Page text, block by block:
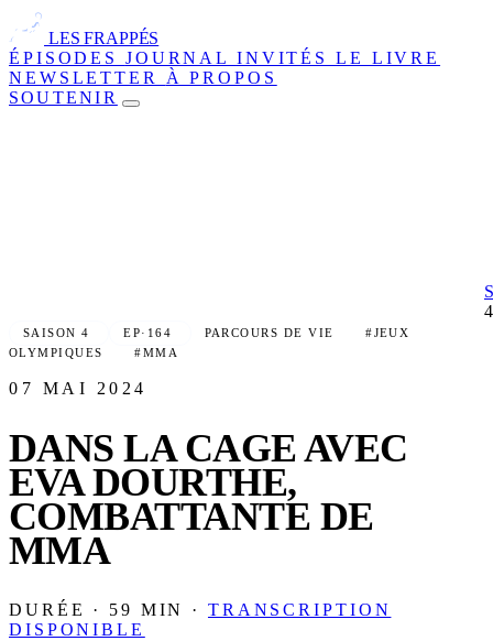
LES FRAPPÉS
ÉPISODES JOURNAL INVITÉSLE LIVRE
NEWSLETTER À PROPOS
SOUTENIR
SAISON 4 EP·164 PARCOURS DE VIE
#JEUX
OLYMPIQUES
#MMA
07 MAI 2024
DANS LA CAGE AVEC
EVA DOURTHE,
COMBATTANTE DE
MMA
DURÉE · 59 MIN · TRANSCRIPTION
DISPONIBLE